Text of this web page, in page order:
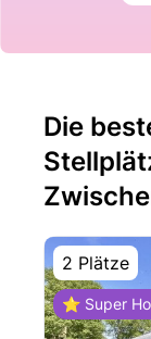
Die
2 Plätze
⭐ Super